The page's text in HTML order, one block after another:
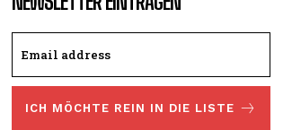
ICH MÖCHTE REIN IN DIE LISTE